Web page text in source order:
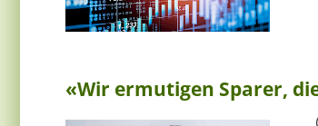
«Wir ermutigen Sparer,